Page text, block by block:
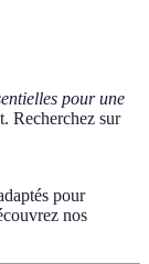
pour une
Recherchez sur
pour
nos